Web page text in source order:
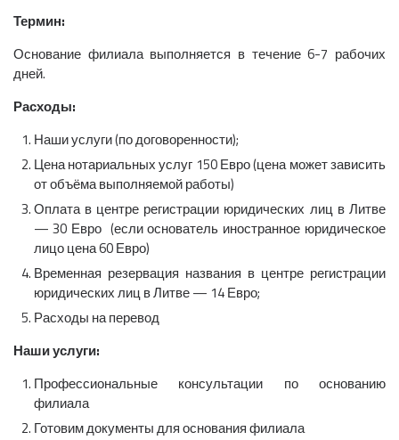
Термин:
Основание филиала выполняется в течение 6-7 рабочих
дней.
Расходы:
Наши услуги (по договоренности);
Цена нотариальных услуг 150 Евро (цена может зависить
от объёма выполняемой работы)
Оплата в центре регистрации юридических лиц в Литве
— 30 Евро (если основатель иностранное юридическое
лицо цена 60 Евро)
Временная резервация названия в центре регистрации
юридических лиц в Литве — 14 Евро;
Расходы на перевод
Наши услуги:
Профессиональные консультации по основанию
филиала
Готовим документы для основания филиала